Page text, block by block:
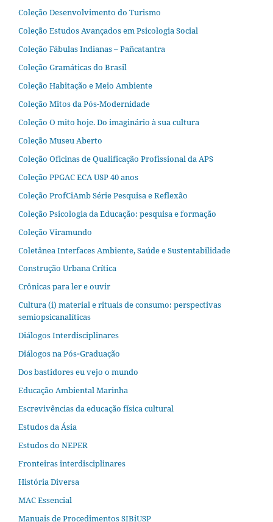
Coleção Desenvolvimento do Turismo
Coleção Estudos Avançados em Psicologia Social
Coleção Fábulas Indianas – Pañcatantra
Coleção Gramáticas do Brasil
Coleção Habitação e Meio Ambiente
Coleção Mitos da Pós-Modernidade
Coleção O mito hoje. Do imaginário à sua cultura
Coleção Museu Aberto
Coleção Oficinas de Qualificação Profissional da APS
Coleção PPGAC ECA USP 40 anos
Coleção ProfCiAmb Série Pesquisa e Reflexão
Coleção Psicologia da Educação: pesquisa e formação
Coleção Viramundo
Coletânea Interfaces Ambiente, Saúde e Sustentabilidade
Construção Urbana Crítica
Crônicas para ler e ouvir
Cultura (i) material e rituais de consumo: perspectivas
semiopsicanalíticas
Diálogos Interdisciplinares
Diálogos na Pós‐Graduação
Dos bastidores eu vejo o mundo
Educação Ambiental Marinha
Escrevivências da educação física cultural
Estudos da Ásia​
Estudos do NEPER
Fronteiras interdisciplinares
História Diversa
MAC Essencial
Manuais de Procedimentos SIBiUSP